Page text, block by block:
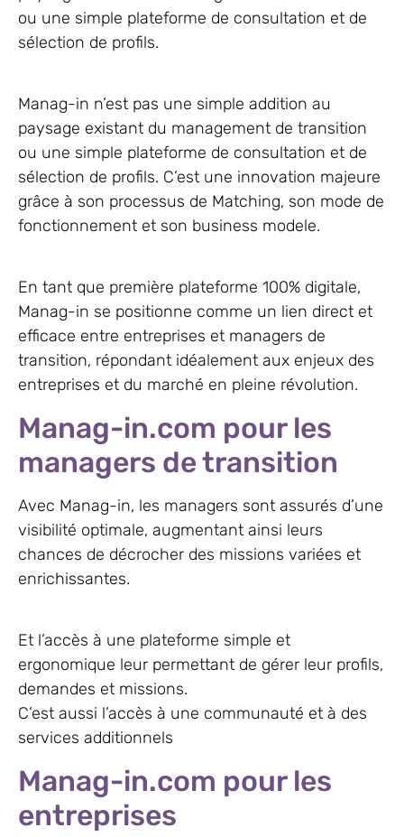
ou une simple plateforme de consultation et de
sélection de profils.
Manag-in n’est pas une simple addition au
paysage existant du management de transition
ou une simple plateforme de consultation et de
sélection de profils. C’est une innovation majeure
grâce à son processus de Matching, son mode de
fonctionnement et son business modele.
En tant que première plateforme 100% digitale,
Manag-in se positionne comme un lien direct et
efficace entre entreprises et managers de
transition, répondant idéalement aux enjeux des
entreprises et du marché en pleine révolution.
Manag-in.com pour les
managers de transition
Avec Manag-in, les managers sont assurés d’une
visibilité optimale, augmentant ainsi leurs
chances de décrocher des missions variées et
enrichissantes.
Et l’accès à une plateforme simple et
ergonomique leur permettant de gérer leur profils,
demandes et missions.
C’est aussi l’accès à une communauté et à des
services additionnels
Manag-in.com pour les
entreprises